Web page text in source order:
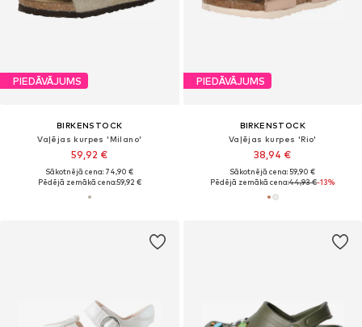
PIEDĀVĀJUMS
BIRKENSTOCK
Vaļējas kurpes 'Milano'
59,92 €
Sākotnējā cena: 74,90 €
Pēdējā zemākā cena:59,92 €
PIEDĀVĀJUMS
BIRKENSTOCK
Vaļējas kurpes 'Rio'
38,94 €
Sākotnējā cena: 59,90 €
Pēdējā zemākā cena:44,93 €-13%